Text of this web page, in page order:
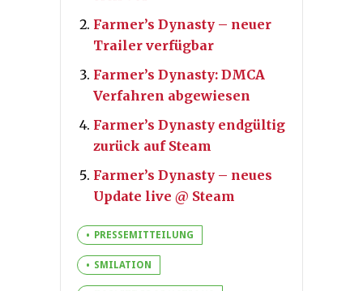
Farmer’s Dynasty – neuer
Trailer verfügbar
Farmer’s Dynasty: DMCA
Verfahren abgewiesen
Farmer’s Dynasty endgültig
zurück auf Steam
Farmer’s Dynasty – neues
Update live @ Steam
PRESSEMITTEILUNG
SMILATION